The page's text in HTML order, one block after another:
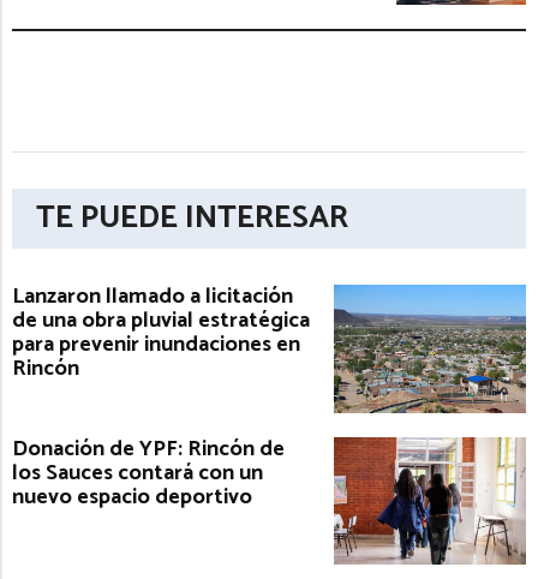
TE PUEDE INTERESAR
Lanzaron llamado a licitación
de una obra pluvial estratégica
para prevenir inundaciones en
Rincón
Donación de YPF: Rincón de
los Sauces contará con un
nuevo espacio deportivo